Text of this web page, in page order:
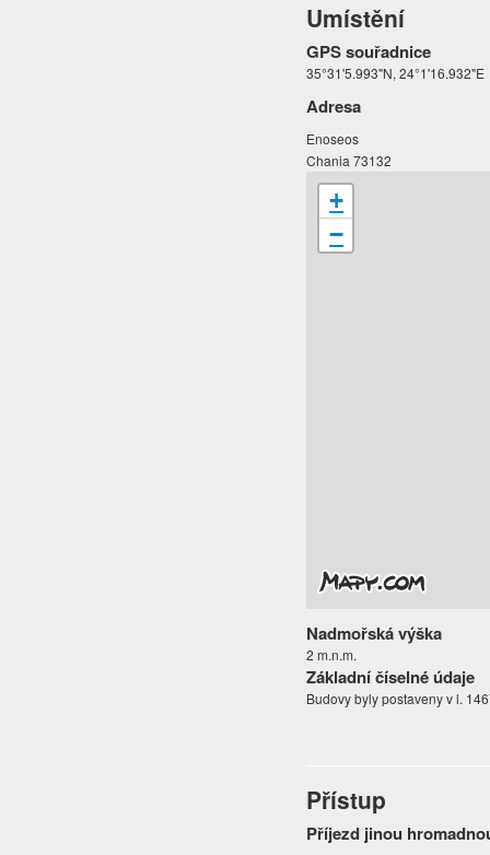
Umístění
GPS souřadnice
35°31'5.993"N, 24°1'16.932"E
Adresa
Enoseos
Chania 73132
+
−
Nadmořská výška
2 m.n.m.
Základní číselné údaje
Budovy byly postaveny v l.
Přístup
Příjezd jinou